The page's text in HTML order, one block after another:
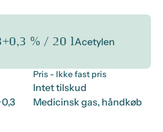
% / 20 lAcetylen
Pris - Ikke fast pris
Intet tilskud
Medicinsk gas, håndkøb